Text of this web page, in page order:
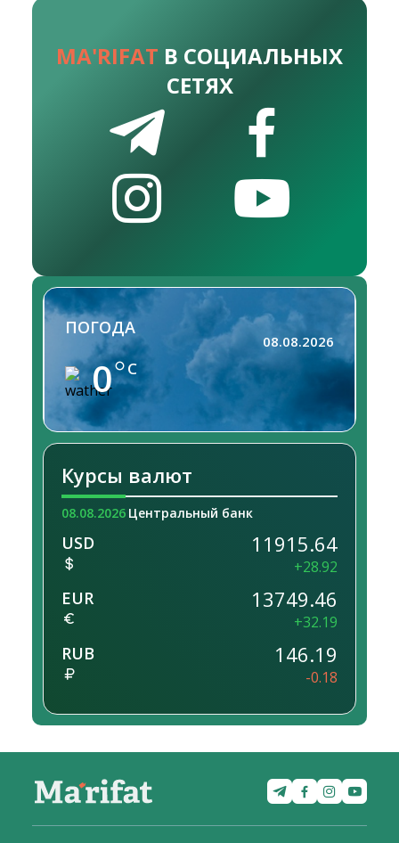
MA'RIFAT В СОЦИАЛЬНЫХ
СЕТЯХ
ПОГОДА
0 C
08.08.2026
Курсы валют
08.08.2026 Центральный банк
USD 11915.64
+28.92
EUR 13749.46
+32.19
RUB 146.19
-0.18